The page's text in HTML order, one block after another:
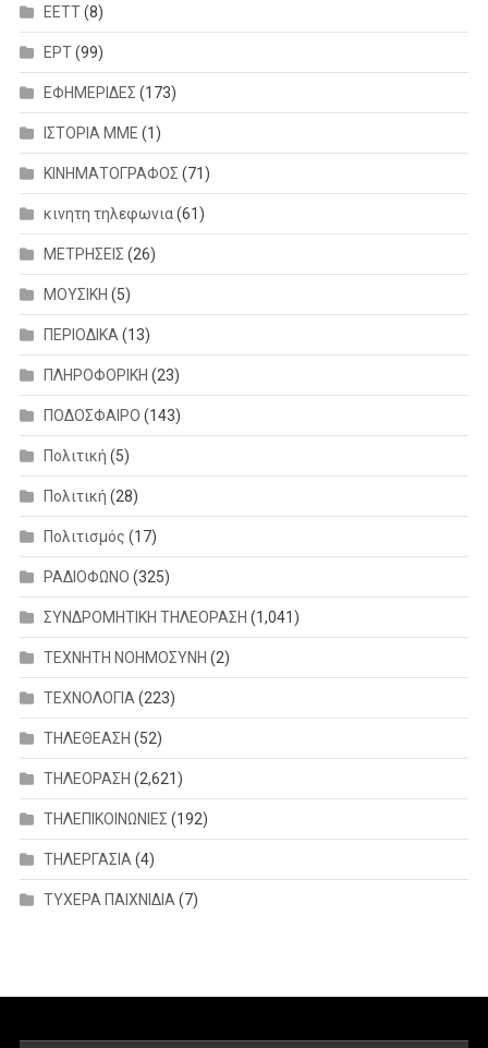
ΕΕΤΤ(8)
ΕΡΤ(99)
ΕΦΗΜΕΡΙΔΕΣ (173)
ΙΣΤΟΡΙΑ ΜΜΕ (1)
ΚΙΝΗΜΑΤΟΓΡΑΦΟΣ (71)
κινητη τηλεφωνια(61)
ΜΕΤΡΗΣΕΙΣ (26)
ΜΟΥΣΙΚΗ (5)
ΠΕΡΙΟΔΙΚΑ (13)
ΠΛΗΡΟΦΟΡΙΚΗ (23)
ΠΟΔΟΣΦΑΙΡΟ (143)
Πολιτική (5)
Πολιτική (28)
Πολιτισμός (17)
ΡΑΔΙΟΦΩΝΟ (325)
ΣΥΝΔΡΟΜΗΤΙΚΗ ΤΗΛΕΟΡΑΣΗ (1,041)
ΤΕΧΝΗΤΗ ΝΟΗΜΟΣΥΝΗ (2)
ΤΕΧΝΟΛΟΓΙΑ (223)
ΤΗΛΕΘΕΑΣΗ (52)
ΤΗΛΕΟΡΑΣΗ (2,621)
ΤΗΛΕΠΙΚΟΙΝΩΝΙΕΣ (192)
ΤΗΛΕΡΓΑΣΙΑ (4)
ΤΥΧΕΡΑ ΠΑΙΧΝΙΔΙΑ (7)